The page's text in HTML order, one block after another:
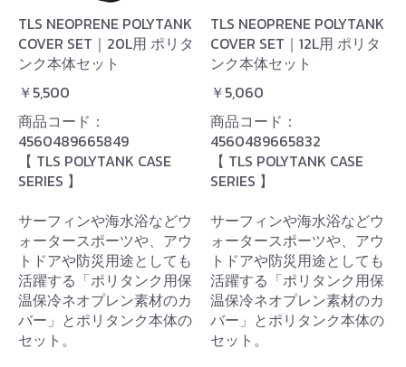
TLS NEOPRENE POLYTANK
COVER SET｜20L用 ポリタ
ンク本体セット
￥5,500
商品コード：
4560489665849
【 TLS POLYTANK CASE
SERIES 】
サーフィンや海水浴などウ
ォータースポーツや、アウ
トドアや防災用途としても
活躍する「ポリタンク用保
温保冷ネオプレン素材のカ
バー」とポリタンク本体の
セット。
TLS NEOPRENE POLYTANK
COVER SET｜12L用 ポリタ
ンク本体セット
￥5,060
商品コード：
4560489665832
【 TLS POLYTANK CASE
SERIES 】
サーフィンや海水浴などウ
ォータースポーツや、アウ
トドアや防災用途としても
活躍する「ポリタンク用保
温保冷ネオプレン素材のカ
バー」とポリタンク本体の
セット。